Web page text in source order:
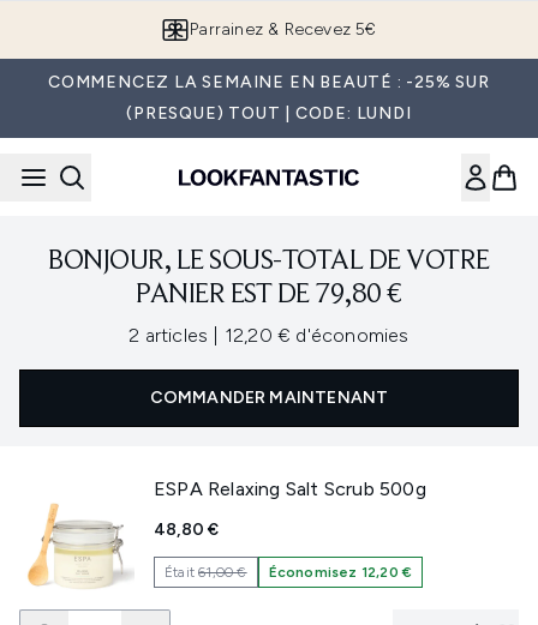
Parrainez & Recevez 5€
COMMENCEZ LA SEMAINE EN BEAUTÉ : -25% SUR
(PRESQUE) TOUT | CODE: LUNDI
BONJOUR, LE SOUS-TOTAL DE VOTRE
PANIER EST DE 79,80 €
2 articles , 12,20 € d'économies
COMMANDER MAINTENANT
ESPA Relaxing Salt Scrub 500g
48,80 €
Était61,00 € Économisez 12,20 €